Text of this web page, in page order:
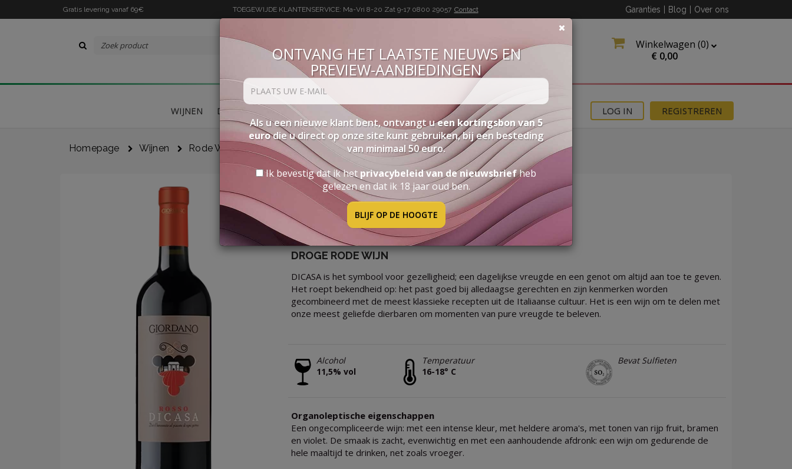
Gratis levering vanaf 69€ TOEGEWIJDE KLANTENSERVICE: Ma-Vri 8-20 Zat 9-170800 29057 Contact Garanties Blog Over ons
Winkelwagen (0)
€ 0,00
WIJNEN DELICATESSEN PAKKETTEN ACCESSOIRES PROMOTIES REGISTREREN
LOG IN
Homepage Wijnen Rode Wijnen "dicasa" Rosso
"DICASA" ROSSO
DROGE RODE WIJN
DICASA is het symbool voor gezelligheid; een dagelijkse vreugde en een genot om altijd aan toe te geven.
Het roept bekendheid op: het past goed bij alledaagse gerechten en zijn kenmerken worden
gecombineerd met de meest klassieke recepten uit de Italiaanse cultuur. Het is een wijn om te delen met
onze meest geliefde dierbaren om momenten van pure vreugde te beleven.
Alcohol
11,5% vol
Temperatuur
16-18° C
Bevat Sulfieten
Organoleptische eigenschappen
Een ongecompliceerde wijn: met een intense kleur, met heldere aroma's, met tonen van rijp fruit, bramen
en violet. De smaak is zacht, evenwichtig en met een aanhoudende afdronk: een wijn om gedurende de
hele maaltijd te drinken, net zoals vroeger.
ONTVANG HET LAATSTE NIEUWS EN
PREVIEW-AANBIEDINGEN
Als u een nieuwe klant bent, ontvangt ueen kortingsbon van 5
eurodie u direct op onze site kunt gebruiken, bij een besteding
van minimaal 50 euro.
Ik bevestig dat ik het privacybeleid van de nieuwsbriefheb
gelezen en dat ik 18 jaar oud ben.
BLIJF OP DE HOOGTE